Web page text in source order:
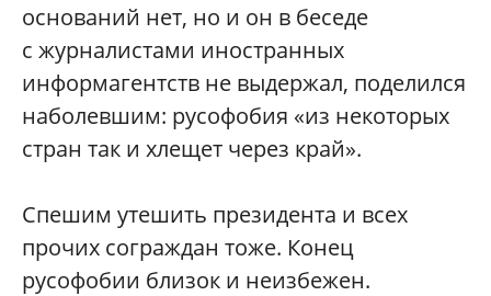
оснований нет, но и он в беседе
с журналистами иностранных
информагентств не выдержал, поделился
наболевшим: русофобия «из некоторых
стран так и хлещет через край».
Спешим утешить президента и всех
прочих сограждан тоже. Конец
русофобии близок и неизбежен.